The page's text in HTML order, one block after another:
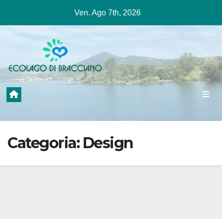
contenuto
Ven. Ago 7th, 2026
Categoria: Design